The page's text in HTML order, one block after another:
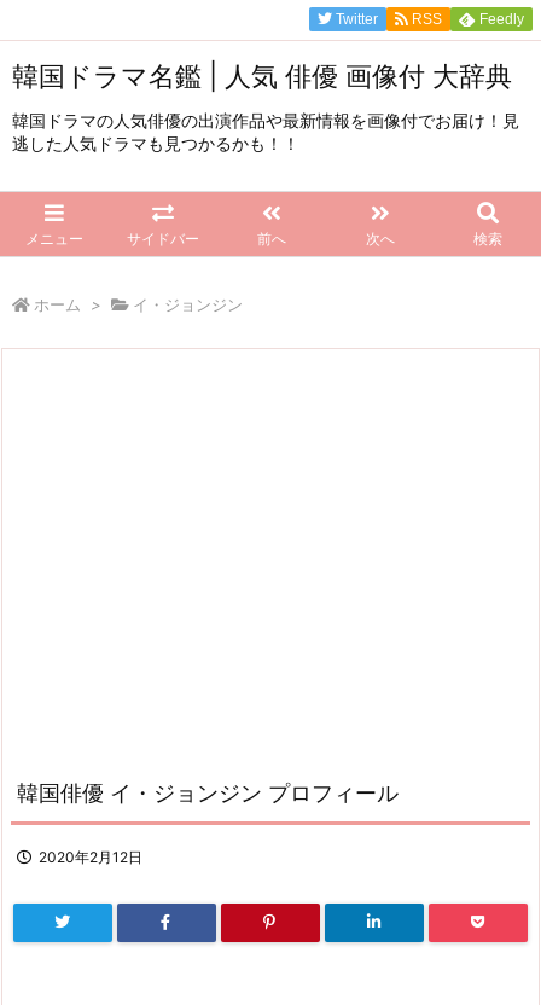
韓国ドラマ名鑑 | 人気 俳優 画像付 大辞典
韓国ドラマの人気俳優の出演作品や最新情報を画像付でお届け！見
逃した人気ドラマも見つかるかも！！
メニュー サイドバー 前へ 次へ 検索
Twitter RSS Feedly
ホーム > イ・ジョンジン
韓国俳優 イ・ジョンジン プロフィール
2020年2月12日